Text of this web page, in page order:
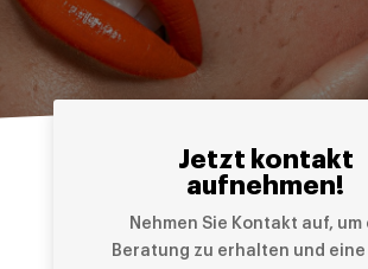
Jetzt kontakt
aufnehmen!
Nehmen Sie Kontakt auf, um
Beratung zu erhalten und eine